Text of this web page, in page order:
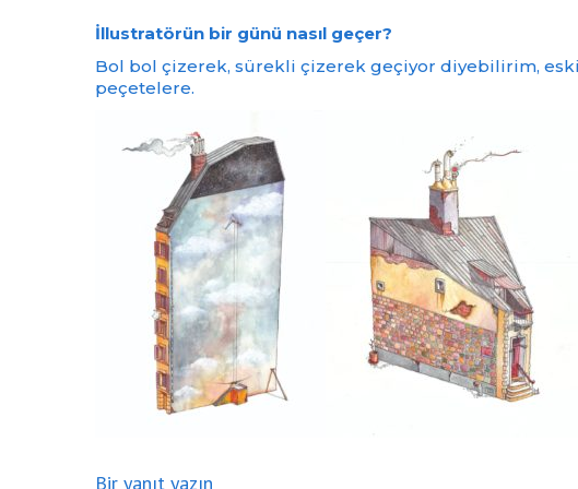
İllustratörün bir günü nasıl geçer?
Bol bol çizerek, sürekli çizerek geçiyor diyebilirim,
peçetelere.
Bir yanıt yazın